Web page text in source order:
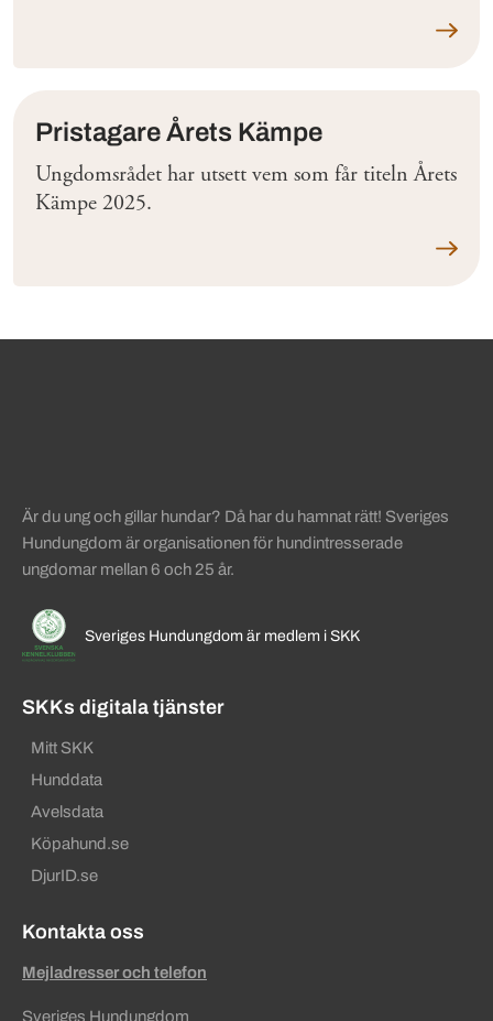
Läs
Pristagare Årets Kämpe
Ungdomsrådet har utsett vem som får titeln Årets
Kämpe 2025.
Läs
Är du ung och gillar hundar? Då har du hamnat rätt! Sveriges
Hundungdom är organisationen för hundintresserade
ungdomar mellan 6 och 25 år.
Sveriges Hundungdom är medlem i SKK
SKKs digitala tjänster
Mitt SKK
Hunddata
Avelsdata
Köpahund.se
DjurID.se
Kontakta oss
Mejladresser och telefon
Sveriges Hundungdom